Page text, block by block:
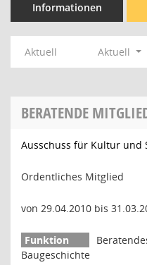
Informationen
Aktuell Aktuell
BERATENDE
Ausschuss für Kultur und
Ordentliches Mitglied
von 29.04.2010 bis
Baugeschichte